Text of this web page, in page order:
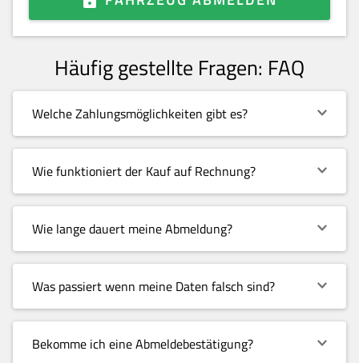
Häufig gestellte Fragen: FAQ
Welche Zahlungsmöglichkeiten gibt es?
Wie funktioniert der Kauf auf Rechnung?
Wie lange dauert meine Abmeldung?
Was passiert wenn meine Daten falsch sind?
Bekomme ich eine Abmeldebestätigung?